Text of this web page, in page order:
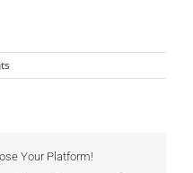
Your Platform!